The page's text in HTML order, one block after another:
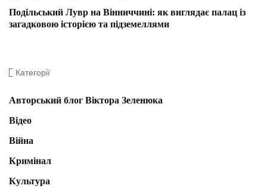
Подільський Лувр на Вінниччині: як виглядає палац із
загадковою історією та підземеллями
Категорії
Авторський блог Віктора Зеленюка
Відео
Війна
Кримінал
Культура